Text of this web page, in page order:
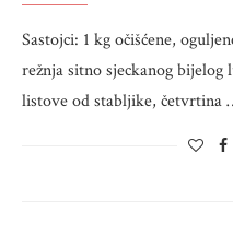
Sastojci: 1 kg očišćene,
režnja sitno sjeckanog
listove od stabljike, četvrtina